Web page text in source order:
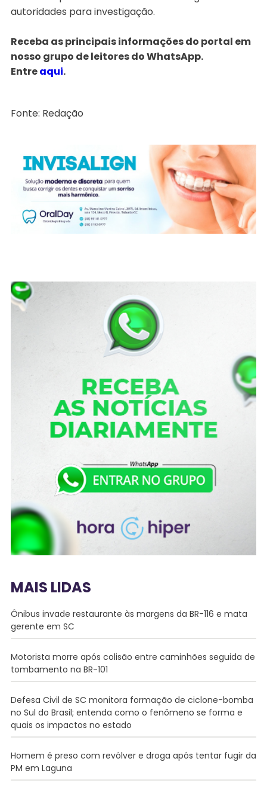
autoridades para investigação.
Receba as principais informações do portal em
nosso grupo de leitores do WhatsApp.
Entreaqui.
Fonte: Redação
MAIS LIDAS
Ônibus invade restaurante às margens da BR-116 e mata
gerente em SC
Motorista morre após colisão entre caminhões seguida de
tombamento na BR-101
Defesa Civil de SC monitora formação de ciclone-bomba
no Sul do Brasil; entenda como o fenômeno se forma e
quais os impactos no estado
Homem é preso com revólver e droga após tentar fugir da
PM em Laguna